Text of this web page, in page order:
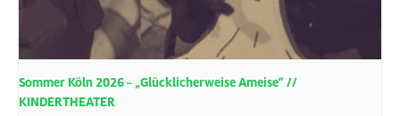
Sommer Köln 2026 – „Glücklicherweise Ameise“ //
KINDERTHEATER